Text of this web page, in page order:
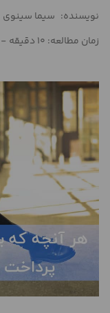
استعلام
محاسبه
آنلاین
درباره
ما
تماس
با
ما
نویسنده: سیما سینوی
زمان مطالعه: 10 دقیقه
-